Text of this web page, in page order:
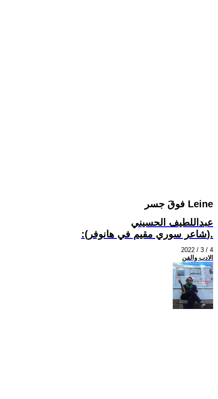
فوقَ جسر Leine
عبداللطيف الحسيني
:(شاعر سوري مقيم في هانوفر).
2022 / 3 / 4
الادب والفن